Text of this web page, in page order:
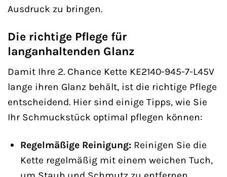
Ausdruck zu bringen.
Die richtige Pflege für
langanhaltenden Glanz
Damit Ihre 2. Chance Kette KE2140-945-7-L45V
lange ihren Glanz behält, ist die richtige Pflege
entscheidend. Hier sind einige Tipps, wie Sie
Ihr Schmuckstück optimal pflegen können:
Regelmäßige Reinigung:Reinigen Sie die
Kette regelmäßig mit einem weichen Tuch,